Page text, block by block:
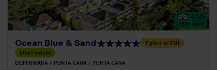
4.3/5
21826 opinii
Ocean Blue & Sand
Tylko w TUI
Dla rodzin
DOMINIKANA PUNTA CANA PUNTA CANA